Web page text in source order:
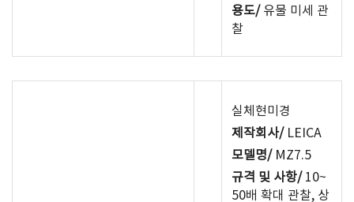
용도/유물 미세 관
찰
실체현미경
제작회사/LEICA
모델명/MZ7.5
규격 및 사항/10~
50배 확대 관찰, 상